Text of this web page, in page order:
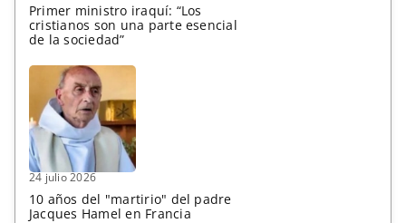
Primer ministro iraquí: “Los
cristianos son una parte esencial
de la sociedad”
24 julio 2026
10 años del "martirio" del padre
Jacques Hamel en Francia